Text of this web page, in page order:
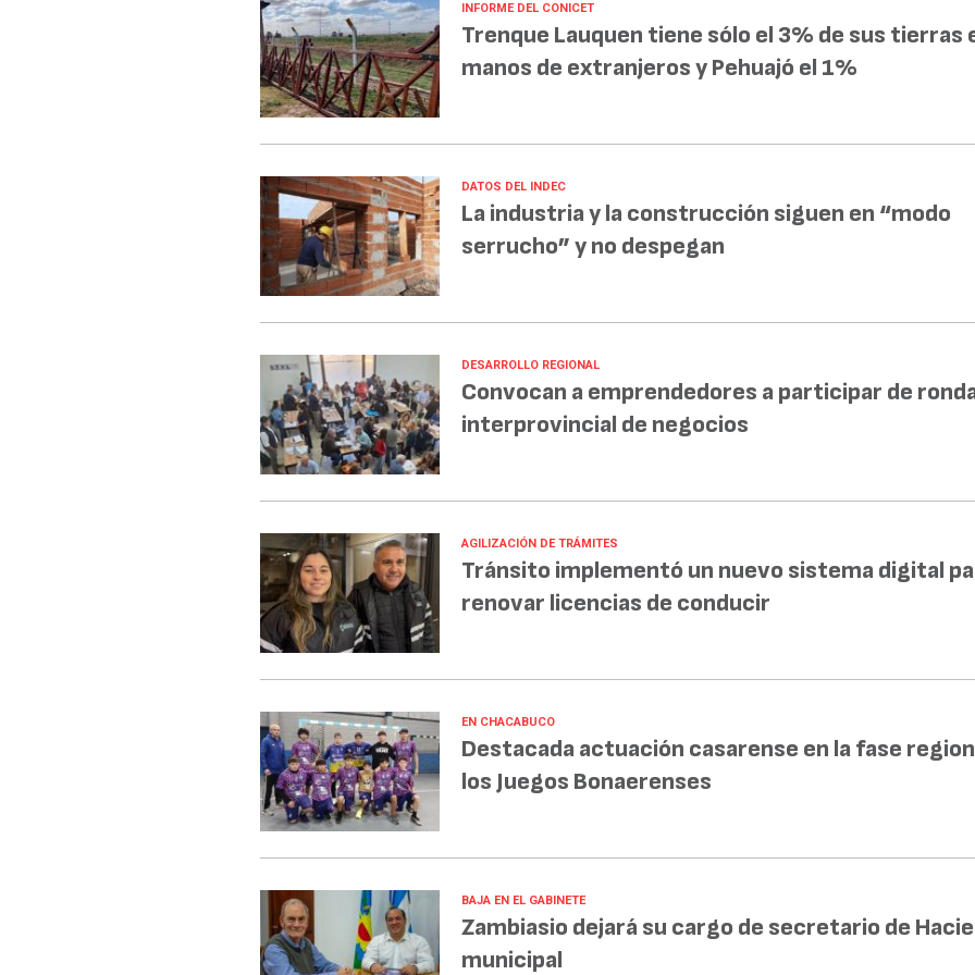
INFORME DEL CONICET
Trenque Lauquen tiene sólo el 3% de sus tierras
manos de extranjeros y Pehuajó el 1%
DATOS DEL INDEC
La industria y la construcción siguen en “modo
serrucho” y no despegan
DESARROLLO REGIONAL
Convocan a emprendedores a participar de
interprovincial de negocios
AGILIZACIÓN DE TRÁMITES
Tránsito implementó un nuevo sistema digital
renovar licencias de conducir
EN CHACABUCO
Destacada actuación casarense en la fase
los Juegos Bonaerenses
BAJA EN EL GABINETE
Zambiasio dejará su cargo de secretario de
municipal